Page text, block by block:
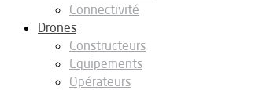
Connectivité
Drones
Constructeurs
Equipements
Opérateurs